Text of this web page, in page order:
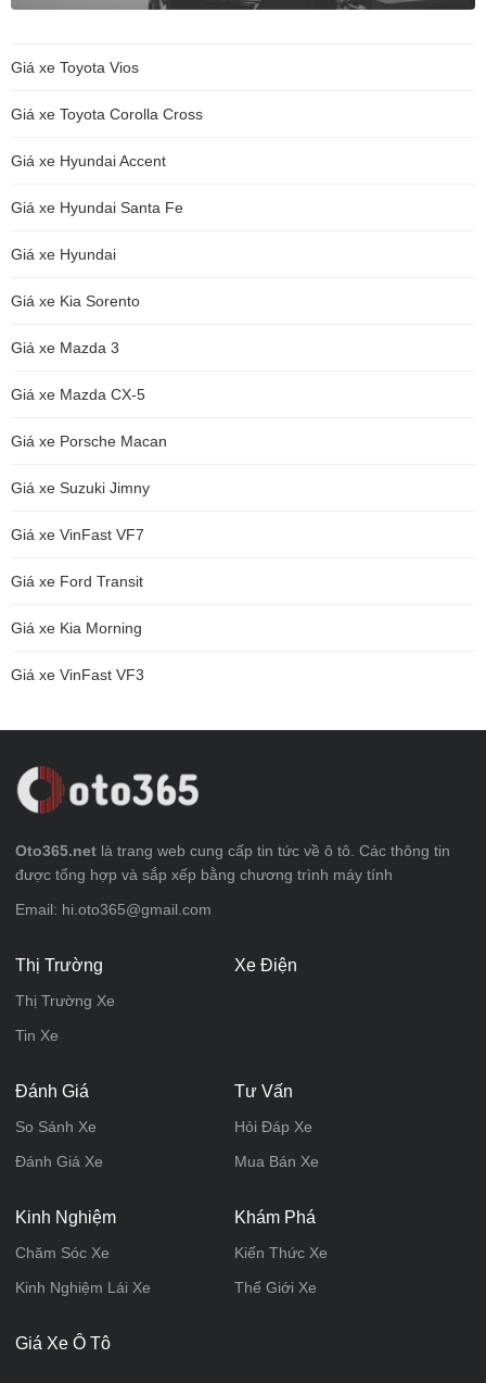
Giá xe Toyota Vios
Giá xe Toyota Corolla Cross
Giá xe Hyundai Accent
Giá xe Hyundai Santa Fe
Giá xe Hyundai
Giá xe Kia Sorento
Giá xe Mazda 3
Giá xe Mazda CX-5
Giá xe Porsche Macan
Giá xe Suzuki Jimny
Giá xe VinFast VF7
Giá xe Ford Transit
Giá xe Kia Morning
Giá xe VinFast VF3
Oto365.net là trang web cung cấp tin tức về ô tô. Các thông tin
được tổng hợp và sắp xếp bằng chương trình máy tính
Email: hi.oto365@gmail.com
Thị Trường
Thị Trường Xe
Tin Xe
Xe Điện
Đánh Giá
So Sánh Xe
Đánh Giá Xe
Tư Vấn
Hỏi Đáp Xe
Mua Bán Xe
Kinh Nghiệm
Chăm Sóc Xe
Kinh Nghiệm Lái Xe
Khám Phá
Kiến Thức Xe
Thế Giới Xe
Giá Xe Ô Tô